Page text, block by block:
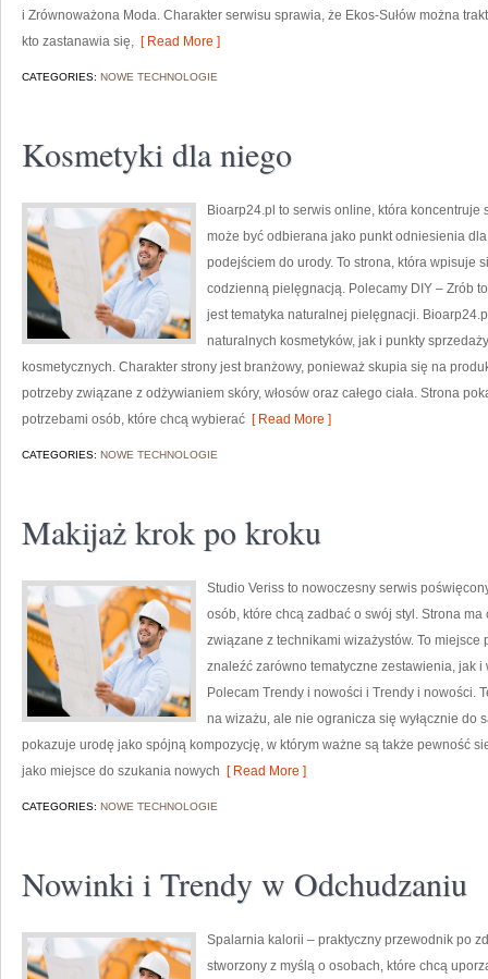
i Zrównoważona Moda. Charakter serwisu sprawia, że Ekos-Sułów można
kto zastanawia się, [ Read More ]
CATEGORIES: NOWE TECHNOLOGIE
Kosmetyki dla niego
Bioarp24.pl to serwis online, która koncentruje
może być odbierana jako punkt odniesienia
podejściem do urody. To strona, która wpisuje
codzienną pielęgnacją. Polecamy DIY – Zrób
jest tematyka naturalnej pielęgnacji.
naturalnych kosmetyków, jak i punkty
kosmetycznych. Charakter strony jest branżowy, ponieważ skupia się na
potrzeby związane z odżywianiem skóry, włosów oraz całego ciała. Strona
potrzebami osób, które chcą wybierać [ Read More ]
CATEGORIES: NOWE TECHNOLOGIE
Makijaż krok po kroku
Studio Veriss to nowoczesny serwis
osób, które chcą zadbać o swój styl. Strona
związane z technikami wizażystów. To miejsce
znaleźć zarówno tematyczne zestawienia, jak
Polecam Trendy i nowości i Trendy i nowości.
na wizażu, ale nie ogranicza się wyłącznie do
pokazuje urodę jako spójną kompozycję, w którym ważne są także pewność
jako miejsce do szukania nowych [ Read More ]
CATEGORIES: NOWE TECHNOLOGIE
Nowinki i Trendy w Odchudzaniu
Spalarnia kalorii – praktyczny przewodnik po
stworzony z myślą o osobach, które chcą